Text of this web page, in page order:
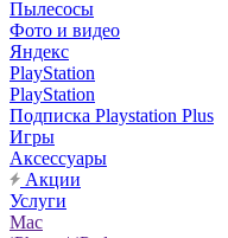
Пылесосы
Фото и видео
Яндекс
PlayStation
PlayStation
Подписка Playstation Plus
Игры
Аксессуары
Акции
Услуги
Mac